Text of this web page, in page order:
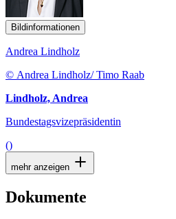
Bildinformationen
Andrea Lindholz
© Andrea Lindholz/ Timo Raab
Lindholz, Andrea
Bundestagsvizepräsidentin
()
mehr anzeigen
Dokumente